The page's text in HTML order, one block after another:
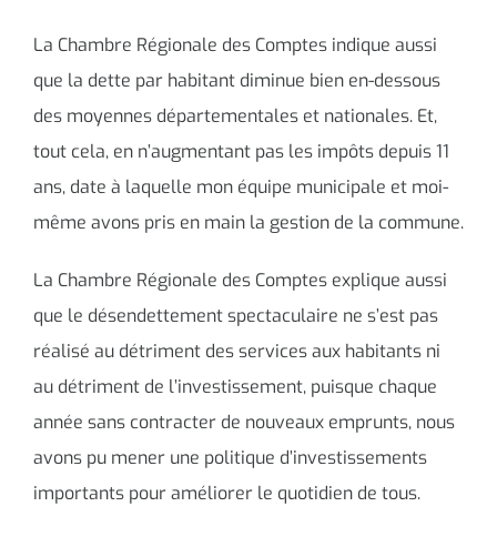
La Chambre Régionale des Comptes indique aussi
que la dette par habitant diminue bien en-dessous
des moyennes départementales et nationales. Et,
tout cela, en n’augmentant pas les impôts depuis 11
ans, date à laquelle mon équipe municipale et moi-
même avons pris en main la gestion de la commune.
La Chambre Régionale des Comptes explique aussi
que le désendettement spectaculaire ne s’est pas
réalisé au détriment des services aux habitants ni
au détriment de l’investissement, puisque chaque
année sans contracter de nouveaux emprunts, nous
avons pu mener une politique d’investissements
importants pour améliorer le quotidien de tous.